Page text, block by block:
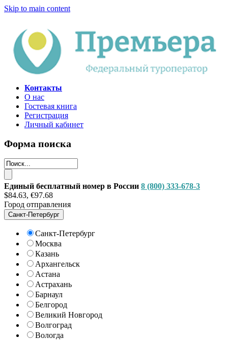
Skip to main content
Контакты
О нас
Гостевая книга
Регистрация
Личный кабинет
Форма поиска
Единый бесплатный номер в России 8 (800) 333-678-3
$84.63, €97.68
Город отправления
Санкт-Петербург
Санкт-Петербург
Москва
Казань
Архангельск
Астана
Астрахань
Барнаул
Белгород
Великий Новгород
Волгоград
Вологда